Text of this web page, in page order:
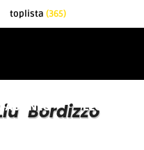
toplista (365)
ELŐZETESEK
Bordizzo